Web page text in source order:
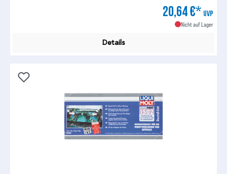
20,64 €* UVP
Nicht auf Lager
Details